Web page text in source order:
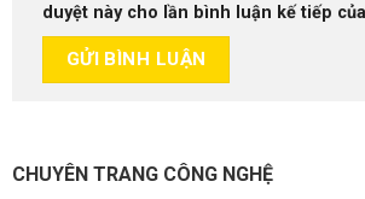
duyệt này cho lần bình luận kế tiếp
CHUYÊN TRANG CÔNG NGHỆ